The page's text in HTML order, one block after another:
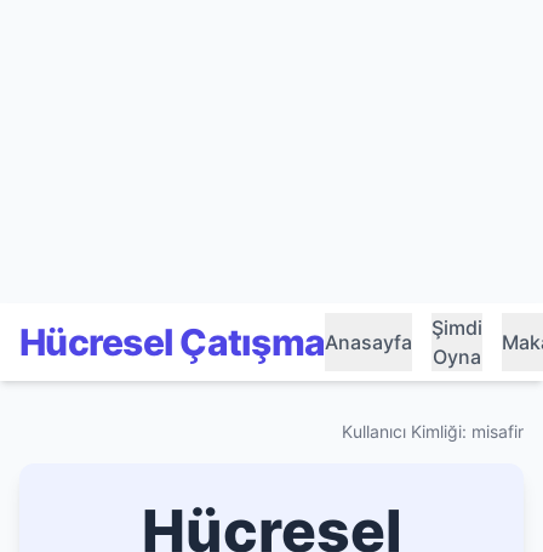
Hücresel ÇatışmaAnasayfa
Şimdi
Oyna
Kullanıcı Kimliği: misafir
Hücresel